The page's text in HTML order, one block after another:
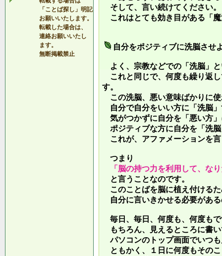
「ことば探し」明記
お願いいたします。
転載した場合は、
連絡お願いいたし
ます。
無断掲載禁止
そして、言い続けてください。
これはとても効き目がある「
自分をポジティブに洗脳させ
よく、宗教などでの「洗脳」
これと同じで、何度も繰り返
す。
この洗脳、悪い意味ばかりに
自分で自分をいい方に「洗脳
気がつかずに自分を「悪い方
ポジティブな方に自分を「洗
これが、アファメーションを
つまり
「脳の持つ力を利用して、な
と言うことなのです。
このことばを脳に植え付ける
自分に言いきかせる必要があ
毎日、毎日、何度も、何度も
もちろん、見えるところに書
パソコンのトップ画面でいつ
ともかく、１日に何度もその